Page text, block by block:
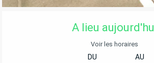
OUVERTURE ET
A lieu
Voir les horaires
DU AU